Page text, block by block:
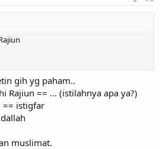
gih yg paham..
Rajiun == ... (istilahnya apa ya?)
== istigfar
muslimat.